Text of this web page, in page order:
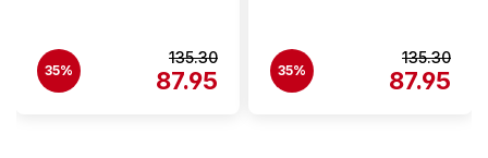
35%
135.30
87.95 35%
135.30
87.95